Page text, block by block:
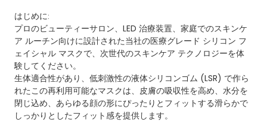
はじめに:
プロのビューティーサロン、LED 治療装置、家庭でのスキンケ
ア ルーチン向けに設計された当社の医療グレード シリコン フ
ェイシャル マスクで、次世代のスキンケア テクノロジーを体
験してください。
生体適合性があり、低刺激性の液体シリコンゴム (LSR) で作ら
れたこの再利用可能なマスクは、皮膚の吸収性を高め、水分を
閉じ込め、あらゆる顔の形にぴったりとフィットする滑らかで
しっかりとしたフィット感を提供します。